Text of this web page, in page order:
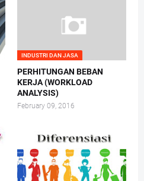
INDUSTRI DAN JASA
PERHITUNGAN BEBAN
KERJA (WORKLOAD
ANALYSIS)
February 09, 2016